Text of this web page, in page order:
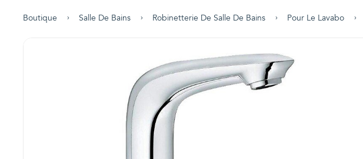
Boutique Salle De Bains Robinetterie De Salle De Bains Pour Le Lavabo